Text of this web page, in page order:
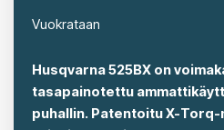
Vuokrataan
Husqvarna 525BX on
tasapainotettu
puhallin. Patentoitu X-